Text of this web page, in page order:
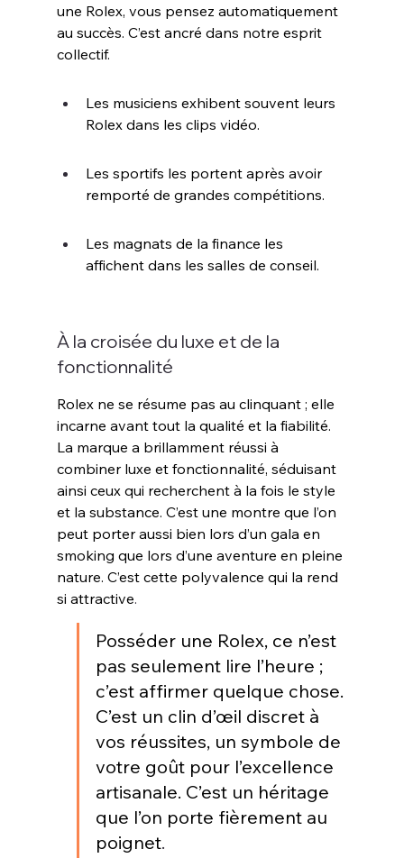
une Rolex, vous pensez automatiquement
au succès. C’est ancré dans notre esprit
collectif.
Les musiciens exhibent souvent leurs
Rolex dans les clips vidéo.
Les sportifs les portent après avoir
remporté de grandes compétitions.
Les magnats de la finance les
affichent dans les salles de conseil.
À la croisée du luxe et de la
fonctionnalité
Rolex ne se résume pas au clinquant ; elle
incarne avant tout la qualité et la fiabilité.
La marque a brillamment réussi à
combiner luxe et fonctionnalité, séduisant
ainsi ceux qui recherchent à la fois le style
et la substance. C’est une montre que l’on
peut porter aussi bien lors d’un gala en
smoking que lors d’une aventure en pleine
nature. C’est cette polyvalence qui la rend
si attractive.
Posséder une Rolex, ce n’est
pas seulement lire l’heure ;
c’est affirmer quelque chose.
C’est un clin d’œil discret à
vos réussites, un symbole de
votre goût pour l’excellence
artisanale. C’est un héritage
que l’on porte fièrement au
poignet.